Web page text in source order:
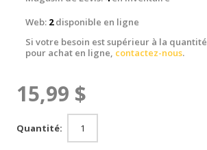
Web: 2disponible en ligne
Si votre besoin est supérieur à la quantité
pour achat en ligne, contactez-nous.
15,99 $
Quantité: